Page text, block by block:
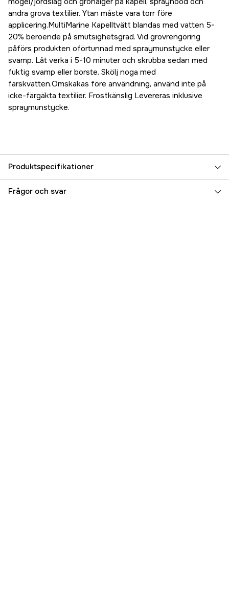
andra grova textilier. Ytan måste vara torr före
applicering.MultiMarine Kapelltvätt blandas med vatten 5-
20% beroende på smutsighetsgrad. Vid grovrengöring
påförs produkten oförtunnad med spraymunstycke eller
svamp. Låt verka i 5-10 minuter och skrubba sedan med
fuktig svamp eller borste. Skölj noga med
färskvatten.Omskakas före användning, använd inte på
icke-färgäkta textilier. Frostkänslig Levereras inklusive
spraymunstycke.
Produktspecifikationer
Referensnummer 5000020002
Frågor och svar